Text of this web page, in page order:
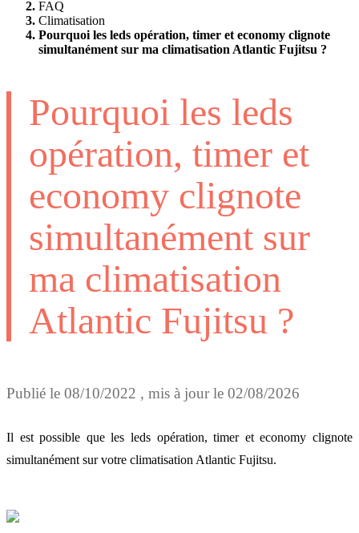
FAQ
Climatisation
Pourquoi les leds opération, timer et economy clignote
simultanément sur ma climatisation Atlantic Fujitsu ?
Pourquoi les leds
opération, timer et
economy clignote
simultanément sur
ma climatisation
Atlantic Fujitsu ?
Publié le 08/10/2022 , mis à jour le 02/08/2026
Il est possible que les leds opération, timer et economy clignote
simultanément sur votre climatisation Atlantic Fujitsu.